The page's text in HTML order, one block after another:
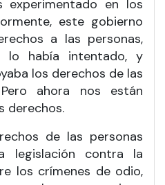
experimentado en los
este gobierno
a las personas,
lo había intentado, y
los derechos de las
Pero ahora nos están
derechos.
de las personas
legislación contra la
los crímenes de odio,